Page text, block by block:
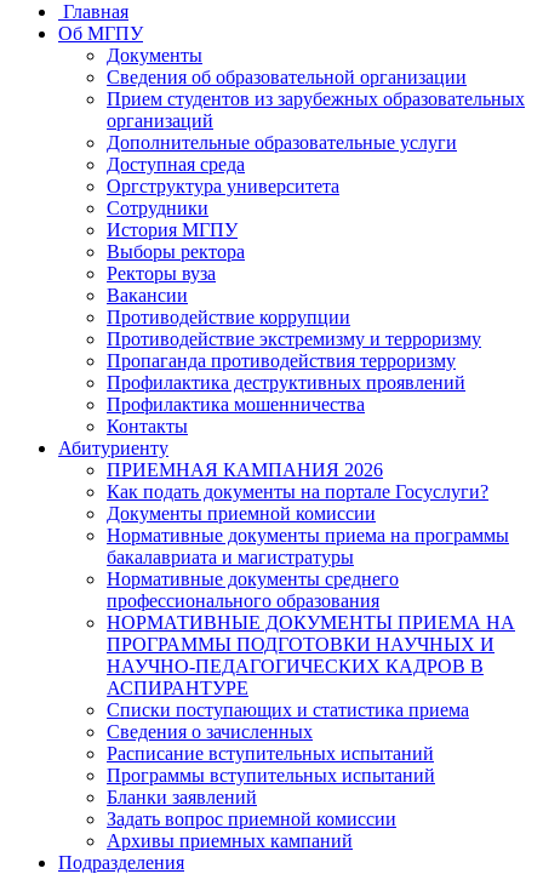
Главная
Об МГПУ
Документы
Сведения об образовательной организации
Прием студентов из зарубежных образовательных
организаций
Дополнительные образовательные услуги
Доступная среда
Оргструктура университета
Сотрудники
История МГПУ
Выборы ректора
Ректоры вуза
Вакансии
Противодействие коррупции
Противодействие экстремизму и терроризму
Пропаганда противодействия терроризму
Профилактика деструктивных проявлений
Профилактика мошенничества
Контакты
Абитуриенту
ПРИЕМНАЯ КАМПАНИЯ 2026
Как подать документы на портале Госуслуги?
Документы приемной комиссии
Нормативные документы приема на программы
бакалавриата и магистратуры
Нормативные документы среднего
профессионального образования
НОРМАТИВНЫЕ ДОКУМЕНТЫ ПРИЕМА НА
ПРОГРАММЫ ПОДГОТОВКИ НАУЧНЫХ И
НАУЧНО-ПЕДАГОГИЧЕСКИХ КАДРОВ В
АСПИРАНТУРЕ
Списки поступающих и статистика приема
Сведения о зачисленных
Расписание вступительных испытаний
Программы вступительных испытаний
Бланки заявлений
Задать вопрос приемной комиссии
Архивы приемных кампаний
Подразделения